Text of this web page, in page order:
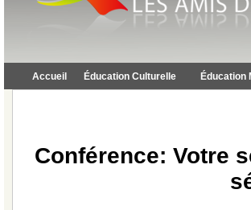
Accueil Éducation Culturelle Éducation
Conférence: Votre